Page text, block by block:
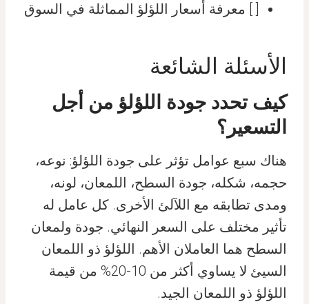
[ ] معرفة أسعار اللؤلؤ المماثلة في السوق
الأسئلة الشائعة
كيف تحدد جودة اللؤلؤ من أجل
التسعير؟
هناك سبع عوامل تؤثر على جودة اللؤلؤ: نوعه،
حجمه، شكله، جودة السطح، اللمعان، لونه،
ومدى تطابقه مع اللآلئ الأخرى. كل عامل له
تأثير مختلف على السعر النهائي. جودة ولمعان
السطح هما العاملان الأهم. اللؤلؤ ذو اللمعان
السيئ لا يساوي أكثر من 10-20% من قيمة
اللؤلؤ ذو اللمعان الجيد.